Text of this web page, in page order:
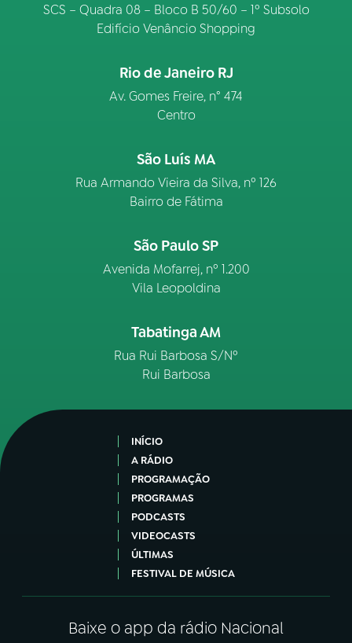
SCS – Quadra 08 – Bloco B 50/60 – 1º Subsolo
Edifício Venâncio Shopping
Rio de Janeiro RJ
Av. Gomes Freire, n° 474
Centro
São Luís MA
Rua Armando Vieira da Silva, nº 126
Bairro de Fátima
São Paulo SP
Avenida Mofarrej, nº 1.200
Vila Leopoldina
Tabatinga AM
Rua Rui Barbosa S/Nº
Rui Barbosa
INÍCIO
A RÁDIO
PROGRAMAÇÃO
PROGRAMAS
PODCASTS
VIDEOCASTS
ÚLTIMAS
FESTIVAL DE MÚSICA
Baixe o app da rádio Nacional